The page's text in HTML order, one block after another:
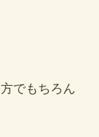
でもちろん